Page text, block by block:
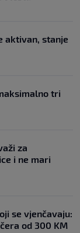
aktivan, stanje
tri
za
i ne mari
se vjenčavaju:
od 300 KM